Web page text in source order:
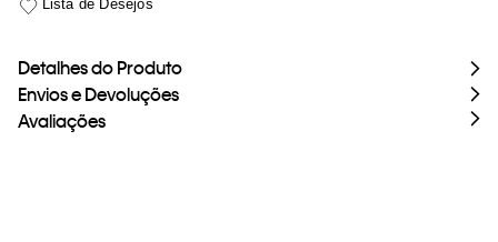
Detalhes do Produto
Envios e Devoluções
Avaliações